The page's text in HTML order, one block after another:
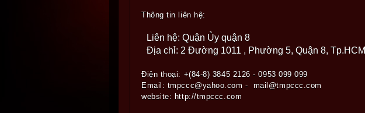
Thông tin liên hệ:
Liên hệ: Quận Ủy quận 8
Địa chỉ: 2 Đường 1011 , Phường 5, Quận 8, Tp.HCM
Điện thoại: +(84-8) 3845 2126 - 0953 099 099
Email: tmpccc@yahoo.com - mail@tmpccc.com
website: http://tmpccc.com